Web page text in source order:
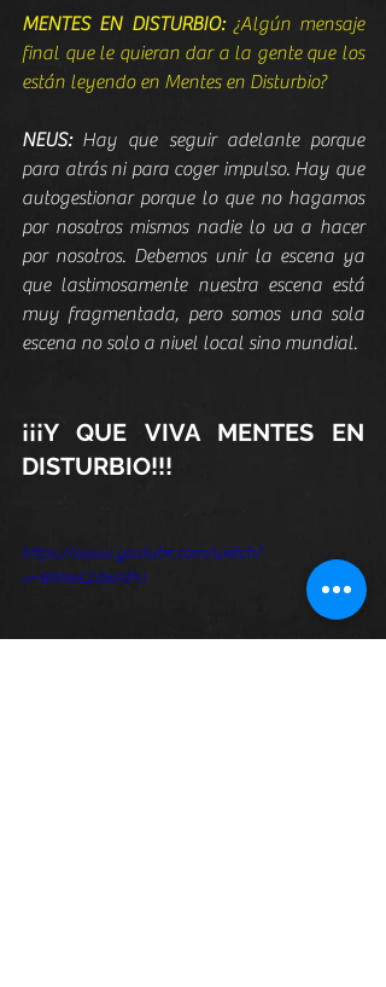
MENTES EN DISTURBIO: ¿Algún mensaje
final que le quieran dar a la gente que los
están leyendo en Mentes en Disturbio?
NEUS: Hay que seguir adelante porque
para atrás ni para coger impulso. Hay que
autogestionar porque lo que no hagamos
por nosotros mismos nadie lo va a hacer
por nosotros. Debemos unir la escena ya
que lastimosamente nuestra escena está
muy fragmentada, pero somos una sola
escena no solo a nivel local sino mundial.
¡¡¡Y QUE VIVA MENTES EN
DISTURBIO!!!
https://www.youtube.com/watch?
v=B9NeEZdWAPU